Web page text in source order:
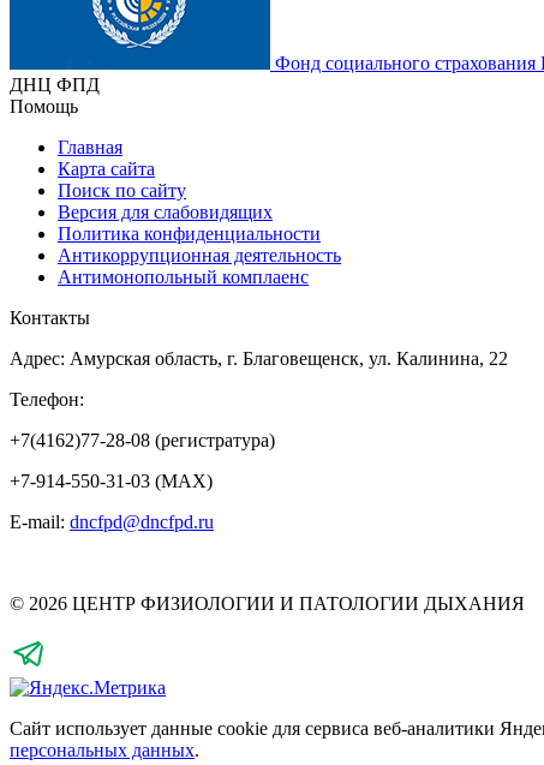
Фонд социального
ДНЦ ФПД
Помощь
Главная
Карта сайта
Поиск по сайту
Версия для слабовидящих
Политика конфиденциальности
Антикоррупционная деятельность
Антимонопольный комплаенс
Контакты
Адрес: Амурская область, г. Благовещенск, ул. Калинина, 22
Телефон:
+7(4162)77-28-08 (регистратура)
+7-914-550-31-03 (MAX)
E-mail: dncfpd@dncfpd.ru
© 2026 ЦЕНТР ФИЗИОЛОГИИ И ПАТОЛОГИИ ДЫХАНИЯ
Сайт использует данные cookie для сервиса веб-аналитики
персональных данных.